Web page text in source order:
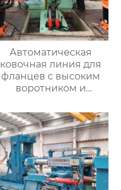
Автоматическая
ковочная линия для
фланцев с высоким
воротником и